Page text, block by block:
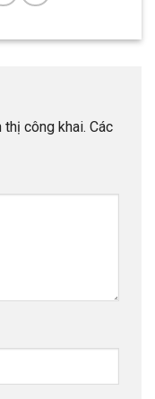
công khai. Các